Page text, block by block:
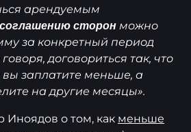
арендуемым
соглашению сторон можно
за конкретный период
договориться так, что
вы заплатите меньше, а
на другие месяцы».
Иноядов о том, как меньше